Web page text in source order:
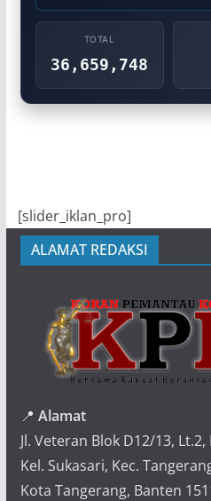
TOTAL
36,659,748
[slider_iklan_pro]
ALAMAT REDAKSI
📍 Alamat
Jl. Veteran Blok D12/13, Lt.2,
Kel. Sukasari, Kec.
Kota Tangerang, Banten